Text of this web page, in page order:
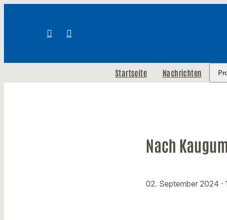
Startseite Nachrichten
Nach
02. September 2024